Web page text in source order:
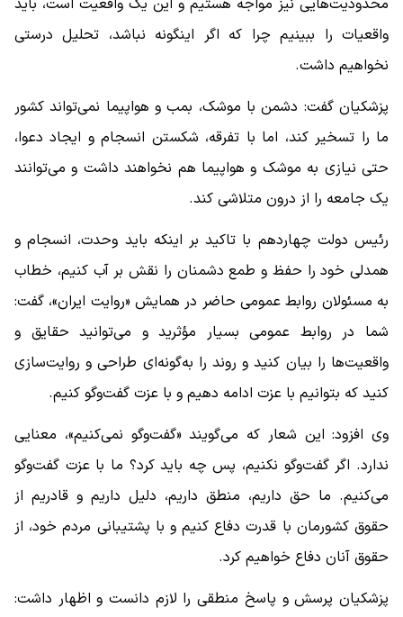
محدودیت‌هایی نیز مواجه هستیم و این یک واقعیت است، باید
واقعیات را ببینیم چرا که اگر اینگونه نباشد، تحلیل درستی
نخواهیم داشت.
پزشکیان گفت: دشمن با موشک، بمب و هواپیما نمی‌تواند کشور
ما را تسخیر کند، اما با تفرقه، شکستن انسجام و ایجاد دعوا،
حتی نیازی به موشک و هواپیما هم نخواهند داشت و می‌توانند
یک جامعه را از درون متلاشی کند.
رئیس دولت چهاردهم با تاکید بر اینکه باید وحدت، انسجام و
همدلی خود را حفظ و طمع دشمنان را نقش بر آب کنیم، خطاب
به مسئولان روابط عمومی حاضر در همایش «روایت ایران»، گفت:
شما در روابط عمومی بسیار مؤثرید و می‌توانید حقایق و
واقعیت‌ها را بیان کنید و روند را به‌گونه‌ای طراحی و روایت‌سازی
کنید که بتوانیم با عزت ادامه دهیم و با عزت گفت‌وگو کنیم.
وی افزود: این شعار که می‌گویند «گفت‌وگو نمی‌کنیم»، معنایی
ندارد. اگر گفت‌وگو نکنیم، پس چه باید کرد؟ ما با عزت گفت‌وگو
می‌کنیم. ما حق داریم، منطق داریم، دلیل داریم و قادریم از
حقوق کشورمان با قدرت دفاع کنیم و با پشتیبانی مردم خود، از
حقوق آنان دفاع خواهیم کرد.
پزشکیان پرسش و پاسخ منطقی را لازم دانست و اظهار داشت: